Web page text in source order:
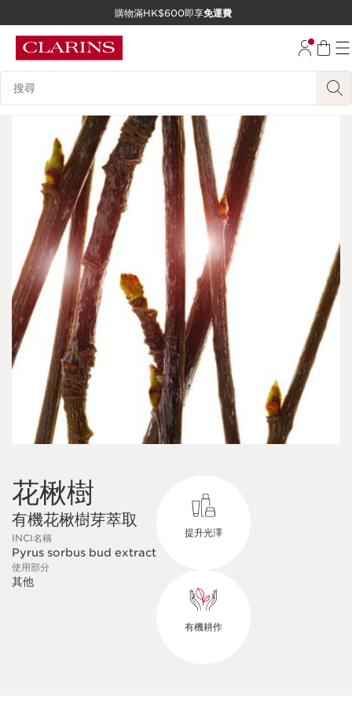
跳至內容
購物滿HK$600即享免運費
搜尋內容說明
花楸樹
有機花楸樹芽萃取
INCI名稱
Pyrus sorbus bud extract
使用部分
其他
提升光澤
有機耕作